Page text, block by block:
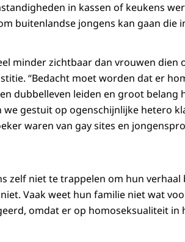
in kassen of keukens
buitenlandse jongens kan gaan die
minder zichtbaar dan vrouwen dien
“Bedacht moet worden dat er
dubbelleven leiden en groot belang
we gestuit op ogenschijnlijke hetero
waren van gay sites en
zelf niet te trappelen om hun
Vaak weet hun familie niet wat
omdat er op homoseksualiteit in